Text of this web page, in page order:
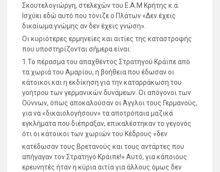
Σκουτελογιώργη, στελεχών του Ε.Α.Μ Κρήτης κ.ά.
Ισχύει εδώ αυτό που τόνιζε ο Πλάτων «Δεν έχεις
δικαίωμα γνώμης αν δεν έχεις γνώση».
Οι κυριότερες ερμηνείες και αιτίες της καταστροφής
που υποστηρίζονται σήμερα είναι:
1.Το πέρασμα του απαχθέντος Στρατηγού Κράιπε από
τα χωριά του Αμαρίου, η βοήθεια που έδωσαν οι
κάτοικοι και η εκδίκηση για την καταρράκωση του
γοήτρου των γερμανικών δυνάμεων. Οι απόγονοι των
Ούννων, όπως αποκαλούσαν οι Άγγλοι τους Γερμανούς,
για να «δικαιολογήσουν» τα αποτρόπαια μαζικά
εγκλήματα που διέπραξαν, επικαλέστηκαν το γεγονός
ότι οι κάτοικοι των χωριών του Κέδρους «δεν
κατέδωσαν τους Βρετανούς και τους αντάρτες που
απήγαγαν τον Στρατηγό Κράιπε!» Αυτό, για κάποιους
ερευνητές ήταν η κύρια αιτία για άλλους όμως δεν